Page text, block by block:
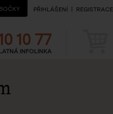
PŘIHLÁŠENÍ REGISTRACE
10 77
INFOLINKA